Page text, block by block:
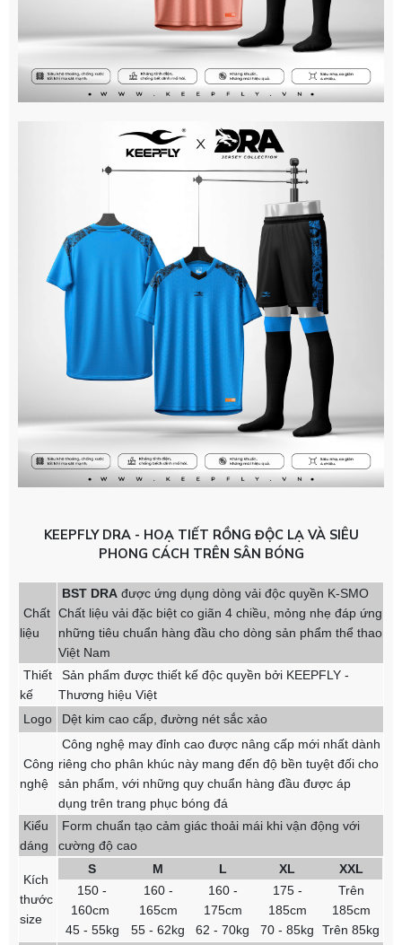
KEEPFLY DRA - HOẠ TIẾT RỒNG ĐỘC LẠ VÀ SIÊU
PHONG CÁCH TRÊN SÂN BÓNG
Chất
liệu
BST DRA được ứng dụng dòng vải độc quyền K-SMO
Chất liệu vải đặc biệt co giãn 4 chiều, mỏng nhẹ đáp ứng
những tiêu chuẩn hàng đầu cho dòng sản phẩm thể thao
Việt Nam
Thiết
kế
Sản phẩm được thiết kế độc quyền bởi KEEPFLY -
Thương hiệu Việt
Logo
Dệt kim cao cấp, đường nét sắc xảo
Công
nghệ
Công nghệ may đỉnh cao được nâng cấp mới nhất dành
riêng cho phân khúc này mang đến độ bền tuyệt đối cho
sản phẩm, với những quy chuẩn hàng đầu được áp
dụng trên trang phục bóng đá
Kiểu
dáng
Form chuẩn tạo cảm giác thoải mái khi vận động với
cường độ cao
Kích
thước
size
S M L XL
XXL
150 -
160cm
45 - 55kg
160 -
165cm
55 - 62kg
160 -
175cm
62 - 70kg
175 -
185cm
70 - 85kg
Trên
185cm
Trên 85kg